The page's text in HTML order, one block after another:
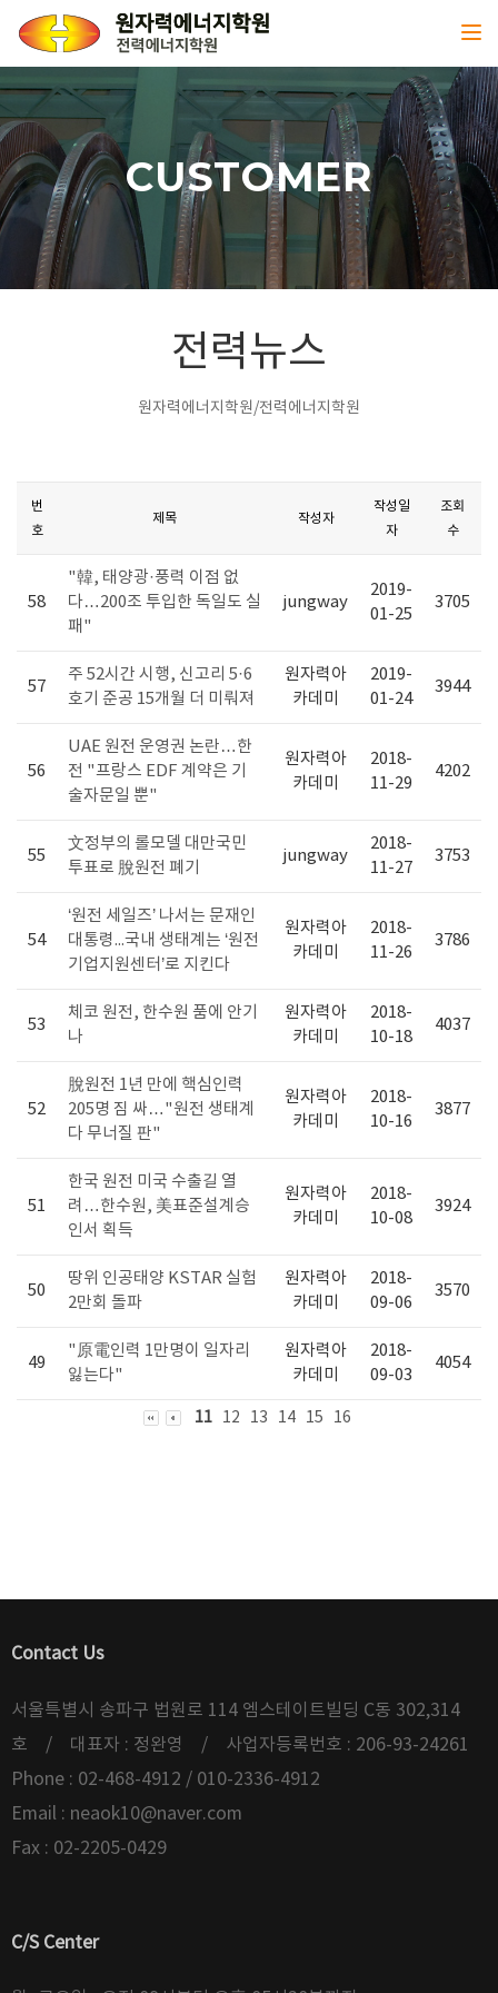
CUSTOMER
전력뉴스
원자력에너지학원/전력에너지학원
번
호
제목 작성자
작성일
자
조회
수
58
"韓, 태양광·풍력 이점 없
다…200조 투입한 독일도 실
패"
jungway
2019-
01-25
3705
57
주 52시간 시행, 신고리 5·6
호기 준공 15개월 더 미뤄져
원자력아
카데미
2019-
01-24
3944
56
UAE 원전 운영권 논란…한
전 "프랑스 EDF 계약은 기
술자문일 뿐"
원자력아
카데미
2018-
11-29
4202
55
文정부의 롤모델 대만국민
투표로 脫원전 폐기
jungway
2018-
11-27
3753
54
‘원전 세일즈’ 나서는 문재인
대통령...국내 생태계는 ‘원전
기업지원센터’로 지킨다
원자력아
카데미
2018-
11-26
3786
53
체코 원전, 한수원 품에 안기
나
원자력아
카데미
2018-
10-18
4037
52
脫원전 1년 만에 핵심인력
205명 짐 싸…"원전 생태계
다 무너질 판"
원자력아
카데미
2018-
10-16
3877
51
한국 원전 미국 수출길 열
려…한수원, 美표준설계승
인서 획득
원자력아
카데미
2018-
10-08
3924
50
땅위 인공태양 KSTAR 실험
2만회 돌파
원자력아
카데미
2018-
09-06
3570
49
"原電인력 1만명이 일자리
잃는다"
원자력아
카데미
2018-
09-03
4054
11 12 13 14 15 16
Contact Us
서울특별시 송파구 법원로 114 엠스테이트빌딩 C동 302,314
호 / 대표자 : 정완영 / 사업자등록번호 : 206-93-24261
Phone : 02-468-4912 / 010-2336-4912
Email : neaok10@naver.com
Fax : 02-2205-0429
C/S Center